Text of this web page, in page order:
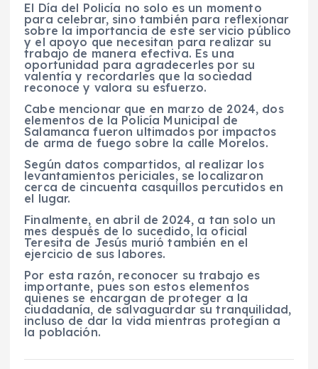
El Día del Policía no solo es un momento
para celebrar, sino también para reflexionar
sobre la importancia de este servicio público
y el apoyo que necesitan para realizar su
trabajo de manera efectiva. Es una
oportunidad para agradecerles por su
valentía y recordarles que la sociedad
reconoce y valora su esfuerzo.
Cabe mencionar que en marzo de 2024, dos
elementos de la Policía Municipal de
Salamanca fueron ultimados por impactos
de arma de fuego sobre la calle Morelos.
Según datos compartidos, al realizar los
levantamientos periciales, se localizaron
cerca de cincuenta casquillos percutidos en
el lugar.
Finalmente, en abril de 2024, a tan solo un
mes después de lo sucedido, la oficial
Teresita de Jesús murió también en el
ejercicio de sus labores.
Por esta razón, reconocer su trabajo es
importante, pues son estos elementos
quienes se encargan de proteger a la
ciudadanía, de salvaguardar su tranquilidad,
incluso de dar la vida mientras protegían a
la población.